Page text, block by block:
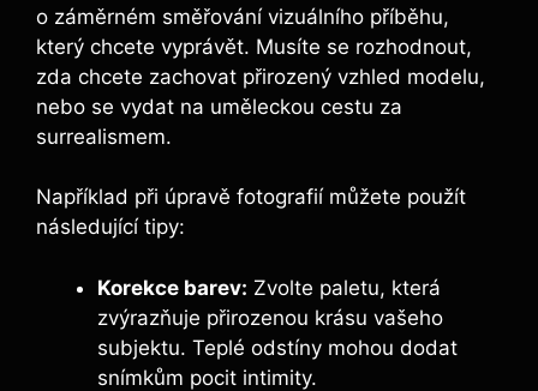
o záměrném směřování vizuálního příběhu,
který chcete vyprávět. Musíte se rozhodnout,
zda chcete zachovat přirozený vzhled modelu,
nebo se vydat na uměleckou cestu za
surrealismem.
Například při úpravě fotografií můžete použít
následující tipy:
Korekce barev: Zvolte paletu, která
zvýrazňuje přirozenou krásu vašeho
subjektu. Teplé odstíny mohou dodat
snímkům pocit intimity.